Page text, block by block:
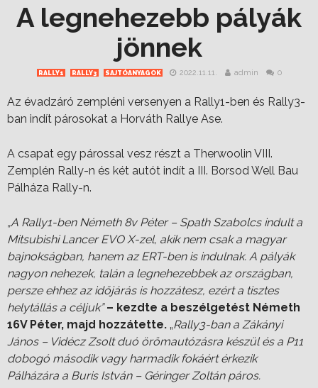
A legnehezebb pályák
jönnek
RALLY1 RALLY3 SAJTÓANYAGOK 2022.11.11. admin 0
Az évadzáró zempléni versenyen a Rally1-ben és Rally3-
ban indít párosokat a Horváth Rallye Ase.
A csapat egy párossal vesz részt a Therwoolin VIII.
Zemplén Rally-n és két autót indít a III. Borsod Well Bau
Pálháza Rally-n.
„A Rally1-ben Németh 8v Péter – Spath Szabolcs indult a
Mitsubishi Lancer EVO X-zel, akik nem csak a magyar
bajnokságban, hanem az ERT-ben is indulnak. A pályák
nagyon nehezek, talán a legnehezebbek az országban,
persze ehhez az időjárás is hozzátesz, ezért a tisztes
helytállás a céljuk” – kezdte a beszélgetést Németh
16V Péter, majd hozzátette. „Rally3-ban a Zákányi
János – Vidécz Zsolt duó örömautózásra készül és a P11
dobogó második vagy harmadik fokáért érkezik
Pálházára a Buris István – Géringer Zoltán páros.